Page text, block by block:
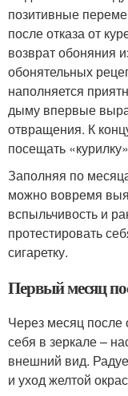
позитивные
после отказа от
возврат обоняния
обонятельных
наполняется
дыму впервые
отвращения. К
посещать
Заполняя по
можно вовремя
вспыльчивость и
протестировать
сигаретку.
Первый месяц
Через месяц после
себя в зеркале –
внешний вид.
и уход желтой